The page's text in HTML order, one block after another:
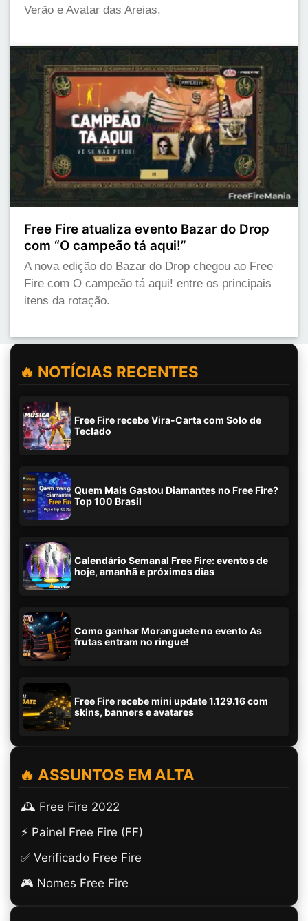
Verão e Avatar das Areias.
Free Fire atualiza evento Bazar do Drop
com “O campeão tá aqui!”
A nova edição do Bazar do Drop chegou ao Free
Fire com O campeão tá aqui! entre os principais
itens da rotação.
🔥 NOTÍCIAS RECENTES
Free Fire recebe Vira-Carta com Solo de
Teclado
Quem Mais Gastou Diamantes no Free Fire?
Top 100 Brasil
Calendário Semanal Free Fire: eventos de
hoje, amanhã e próximos dias
Como ganhar Moranguete no evento As
frutas entram no ringue!
Free Fire recebe mini update 1.129.16 com
skins, banners e avatares
🔥 ASSUNTOS EM ALTA
🕰️ Free Fire 2022
⚡ Painel Free Fire (FF)
✅ Verificado Free Fire
🎮 Nomes Free Fire